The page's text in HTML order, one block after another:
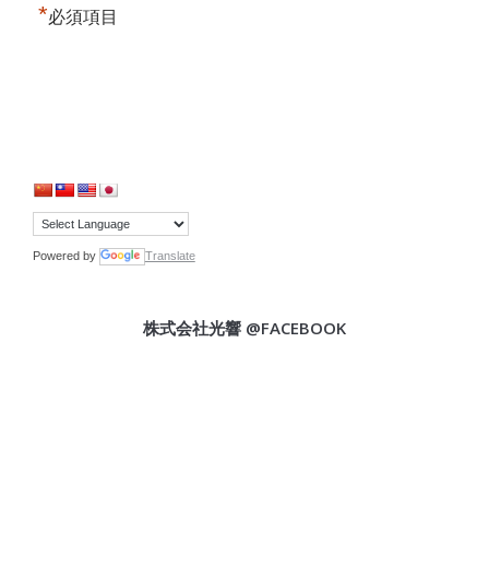
*必須項目
Powered by Translate
株式会社光響 @FACEBOOK